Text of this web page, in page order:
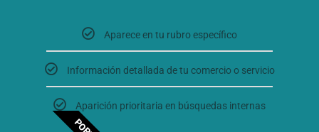
Aparece en tu rubro específico
Información detallada de tu comercio o servicio
Aparición prioritaria en búsquedas internas